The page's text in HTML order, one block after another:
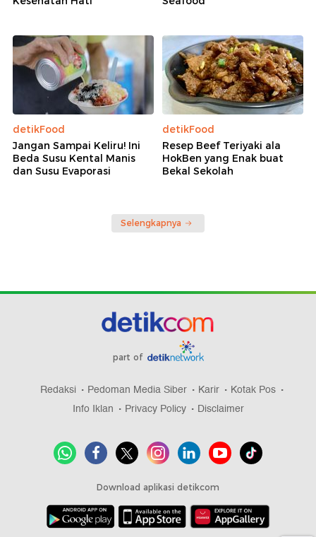
detikFood
Jangan Sampai Keliru! Ini
Beda Susu Kental Manis
dan Susu Evaporasi
detikFood
Resep Beef Teriyaki ala
HokBen yang Enak buat
Bekal Sekolah
Selengkapnya
part of
Redaksi Pedoman Media Siber Karir
Kotak Pos
Info Iklan
Privacy Policy Disclaimer
Download aplikasi detikcom